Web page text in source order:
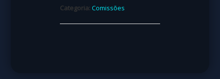
Categoria:Comissões